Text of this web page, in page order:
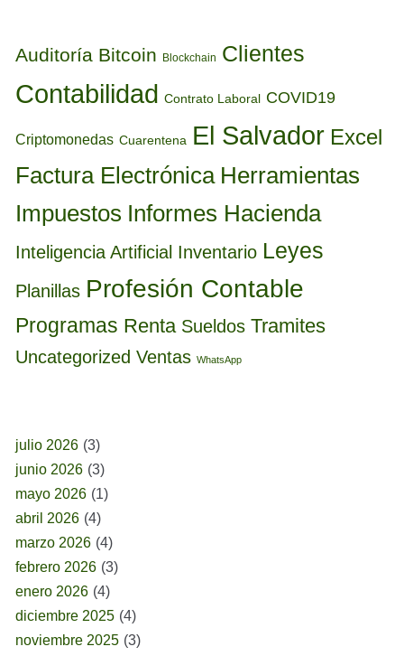
Auditoría Bitcoin Blockchain Clientes
Contabilidad Contrato Laboral COVID19
Criptomonedas Cuarentena El Salvador Excel
Factura Electrónica Herramientas
Impuestos Informes Hacienda
Inteligencia Artificial Inventario Leyes
Planillas Profesión Contable
Programas Renta Sueldos Tramites
Uncategorized Ventas WhatsApp
julio 2026 (3)
junio 2026 (3)
mayo 2026 (1)
abril 2026 (4)
marzo 2026 (4)
febrero 2026 (3)
enero 2026 (4)
diciembre 2025 (4)
noviembre 2025 (3)